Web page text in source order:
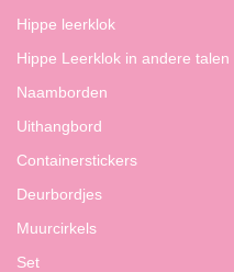
Hippe leerklok
Hippe Leerklok in andere talen
Naamborden
Uithangbord
Containerstickers
Deurbordjes
Muurcirkels
Set